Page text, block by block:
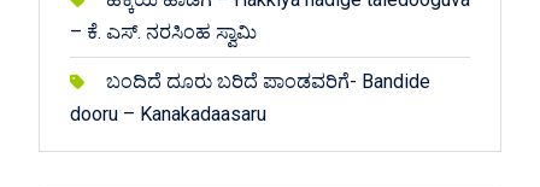
– ಕೆ. ಎಸ್. ನರಸಿಂಹ ಸ್ವಾಮಿ
ಬಂದಿದೆ ದೂರು ಬರಿದೆ ಪಾಂಡವರಿಗೆ- Bandide
dooru – Kanakadaasaru